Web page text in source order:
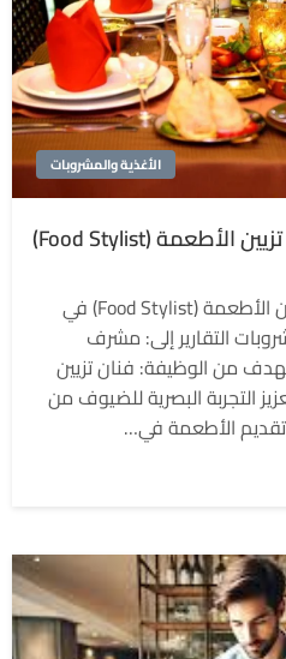
الأغذية والمشروبات
الوصف الوظيفي ل فنان تزيين الأطعمة (Food Stylist)
المسمى الوظيفي: فنان تزيين الأطعمة (Food Stylist) في
التقارير إلى: مشرف
من الوظيفة: فنان تزيين
التجربة البصرية للضيوف من
الأطعمة في…